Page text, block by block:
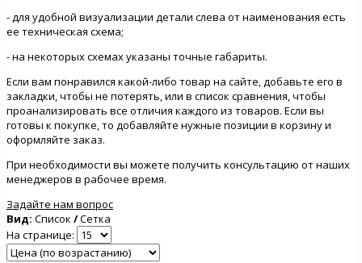
- для удобной визуализации детали слева от наименования есть
ее техническая схема;
- на некоторых схемах указаны точные габариты.
Если вам понравился какой-либо товар на сайте, добавьте его в
закладки, чтобы не потерять, или в список сравнения, чтобы
проанализировать все отличия каждого из товаров. Если вы
готовы к покупке, то добавляйте нужные позиции в корзину и
оформляйте заказ.
При необходимости вы можете получить консультацию от наших
менеджеров в рабочее время.
Задайте нам вопрос
Вид: Список /Сетка
На странице: